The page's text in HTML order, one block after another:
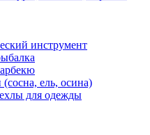
инструмент
ель, осина)
для одежды